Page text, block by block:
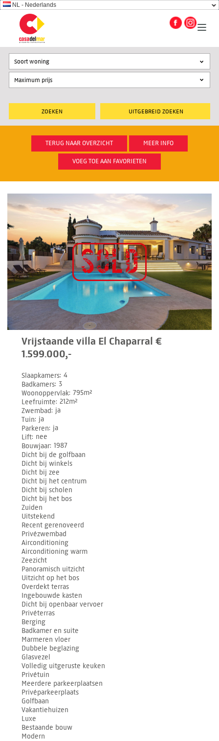
NL - Nederlands
UITGEBREID ZOEKEN
Soort woning
TERUG NAAR OVERZICHT MEER INFO
VOEG TOE AAN FAVORIETEN
Vrijstaande villa El Chaparral €
1.599.000,-
Slaapkamers 4
Badkamers 3
Woonoppervlak 795m²
Leefruimte 212m²
Zwembad ja
Tuin ja
Parkeren ja
Lift nee
Bouwjaar 1987
Dicht bij de golfbaan
Dicht bij winkels
Dicht bij zee
Dicht bij het centrum
Dicht bij scholen
Dicht bij het bos
Zuiden
Uitstekend
Recent gerenoveerd
Privézwembad
Airconditioning
Airconditioning warm
Zeezicht
Panoramisch uitzicht
Uitzicht op het bos
Overdekt terras
Ingebouwde kasten
Dicht bij openbaar vervoer
Privéterras
Berging
Badkamer en suite
Marmeren vloer
Dubbele beglazing
Glasvezel
Volledig uitgeruste keuken
Privétuin
Meerdere parkeerplaatsen
Privéparkeerplaats
Golfbaan
Vakantiehuizen
Luxe
Bestaande bouw
Modern